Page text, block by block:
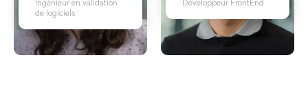
Ingénieur en validation
de logiciels
Développeur FrontEnd